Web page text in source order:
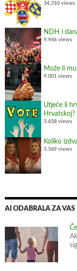
34.310 views
NDH i
9.946 views
Može li
9.001 views
Utječe li
Hrvatskoj?
5.658 views
Koliko
5.569 views
AI ODABRALA ZA VAS